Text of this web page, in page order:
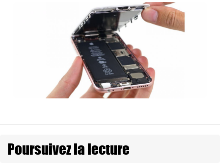
Poursuivez la lecture